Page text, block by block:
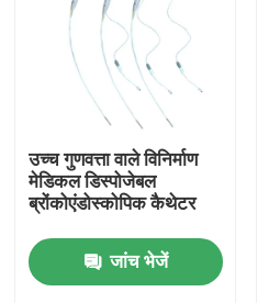
उच्च गुणवत्ता वाले विनिर्माण
मेडिकल डिस्पोजेबल
ब्रोंकोएंडोस्कोपिक कैथेटर
जांच भेजें